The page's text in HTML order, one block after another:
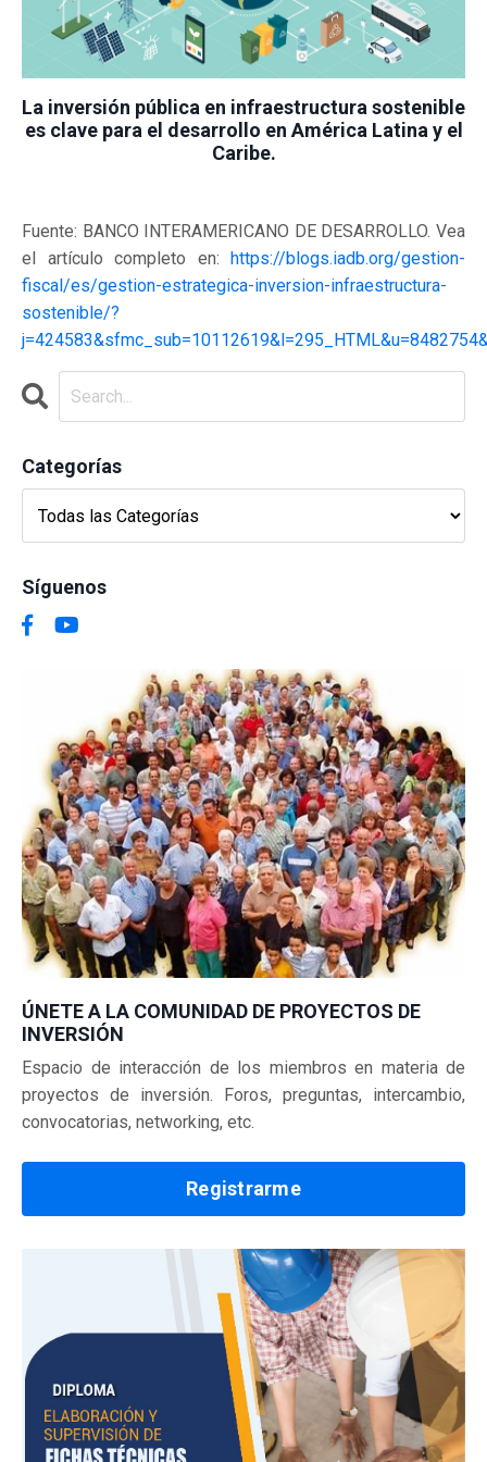
La inversión pública en infraestructura sostenible
es clave para el desarrollo en América Latina y el
Caribe.
Fuente: BANCO INTERAMERICANO DE DESARROLLO. Vea
el artículo completo en:
https://blogs.iadb.org/gestion-
fiscal/es/gestion-estrategica-inversion-infraestructura-
sostenible/?
Categorías
Síguenos
ÚNETE A LA COMUNIDAD DE PROYECTOS DE
INVERSIÓN
Espacio de interacción de los miembros en materia de
proyectos de inversión. Foros, preguntas, intercambio,
convocatorias, networking, etc.
Registrarme